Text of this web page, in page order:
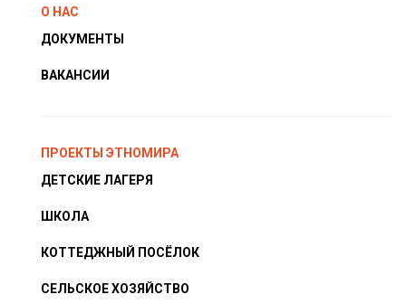
О НАС
ДОКУМЕНТЫ
ВАКАНСИИ
ПРОЕКТЫ ЭТНОМИРА
ДЕТСКИЕ ЛАГЕРЯ
ШКОЛА
КОТТЕДЖНЫЙ ПОСЁЛОК
СЕЛЬСКОЕ ХОЗЯЙСТВО